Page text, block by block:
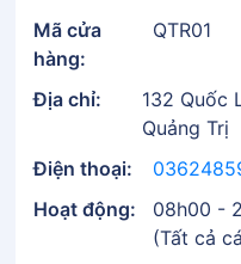
Mã cửa
hàng:
QTR01
Địa chỉ:
132 Quốc
Quảng Trị
Điện thoại:
Hoạt động:
08h00 -
(Tất cả